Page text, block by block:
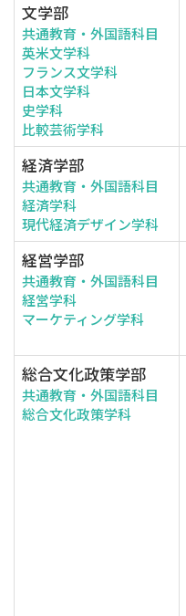
文学部
共通教育・外国語科目
英米文学科
フランス文学科
日本文学科
史学科
比較芸術学科
経済学部
共通教育・外国語科目
経済学科
現代経済デザイン学科
経営学部
共通教育・外国語科目
経営学科
マーケティング学科
総合文化政策学部
共通教育・外国語科目
総合文化政策学科